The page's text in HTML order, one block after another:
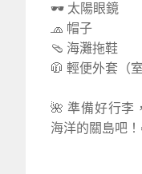
🕶️ 太陽眼鏡
🧢 帽子
🩴 海灘拖鞋
🧥 輕便外套（
🌺 準備好行李
海洋的關島吧